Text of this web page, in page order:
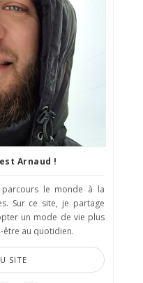
Arnaud !
le monde à la
Sur ce site, je partage
un mode de vie plus
au quotidien.
SITE